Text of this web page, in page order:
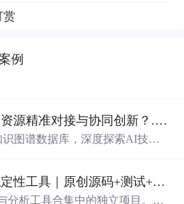
赏
例
园区如何推动科技资源精准对接与协同创新？.docx
图谱数据库，深度探索AI技术
案，推动科技创新与产业创新仓颉测试套件不稳定性工具｜原创源码+测试+离线报告
分析工具合集中的独立项目。每